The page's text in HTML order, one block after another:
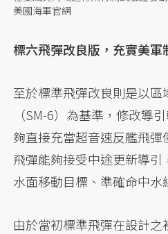
美國海軍官網
標六飛彈改良版，充實美軍
至於標準飛彈改良則是以區
（SM-6）為基準，修改導
夠直接充當超音速反艦飛
飛彈能夠接受中途更新導
水面移動目標、準確命中水
由於當初標準飛彈在設計